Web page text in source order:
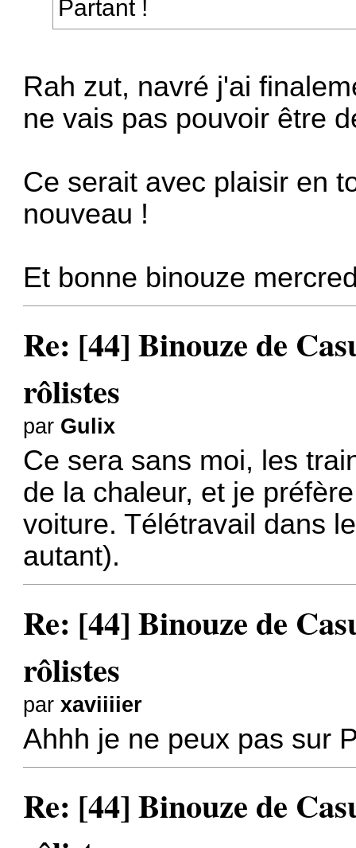
Partant !
Rah zut, navré j'ai
ne vais pas pouvoir être
Ce serait avec plaisir en
nouveau !
Et bonne binouze
Re: [44] Binouze de
rôlistes
par Gulix
Ce sera sans moi, les
de la chaleur, et je
voiture. Télétravail dans
autant).
Re: [44] Binouze de
rôlistes
parxaviiiier
Ahhh je ne peux pas sur
Re: [44] Binouze de